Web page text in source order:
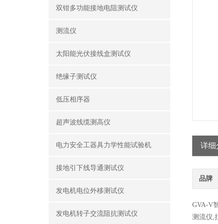
双钳多功能接地电阻测试仪
测流仪
太阳能光伏接线盒测试仪
绝缘子测试仪
低压相序器
超声波线缆测高仪
电力安全工器具力学性能试验机
接地引下线导通测试仪
发电机电位外移测试仪
发电机转子交流阻抗测试仪
详细
品牌
GVA-V
测流仪,